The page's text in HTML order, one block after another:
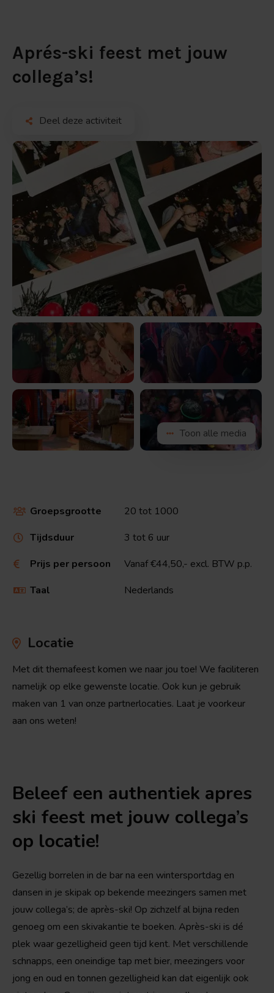
Aprés-ski feest met jouw
collega’s!
Deel deze activiteit
Bekijk
de
afbeelding
Bekijk
de
afbeelding
Bekijk
de
afbeelding
Bekijk
de
Toon alle media
 Groepsgrootte 20 tot 1000
 Tijdsduur 3 tot 6 uur
 Prijs per persoon Vanaf €44,50,- excl. BTW p.p.
 Taal Nederlands
Locatie
Met dit themafeest komen we naar jou toe! We faciliteren
namelijk op elke gewenste locatie. Ook kun je gebruik
maken van 1 van onze partnerlocaties. Laat je voorkeur
aan ons weten!
Beleef een authentiek apres
ski feest met jouw collega’s
op locatie!
Gezellig borrelen in de bar na een wintersportdag en
dansen in je skipak op bekende meezingers samen met
jouw collega’s; de après-ski! Op zichzelf al bijna reden
genoeg om een skivakantie te boeken. Après-ski is dé
plek waar gezelligheid geen tijd kent. Met verschillende
schnapps, een oneindige tap met bier, meezingers voor
jong en oud en tonnen gezelligheid kan dat eigenlijk ook